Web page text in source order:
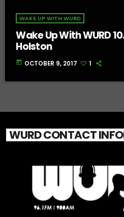
WAKE UP WITH WURD
Wake Up With WURD
Holston
today OCTOBER 9, 2017 1
WURD CONTACT